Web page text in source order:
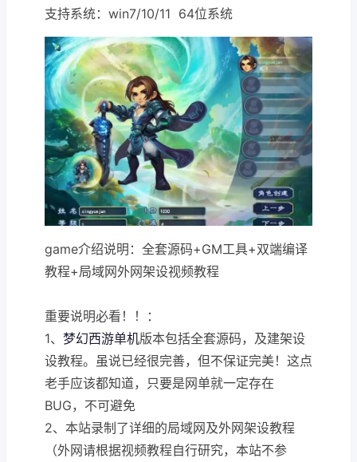
支持系统：win7/10/11 64位系统
game介绍说明：全套源码+GM工具+双端编译
教程+局域网外网架设视频教程
重要说明必看！！：
1、 梦幻西游单机版本包括全套源码，及建架设
设教程。虽说已经很完善，但不保证完美！这点
老手应该都知道，只要是网单就一定存在
BUG，不可避免
2、本站录制了详细的局域网及外网架设教程
（外网请根据视频教程自行研究，本站不参